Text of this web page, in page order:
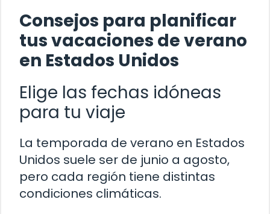
Consejos para planificar
tus vacaciones de verano
en Estados Unidos
Elige las fechas idóneas
para tu viaje
La temporada de verano en Estados
Unidos suele ser de junio a agosto,
pero cada región tiene distintas
condiciones climáticas.